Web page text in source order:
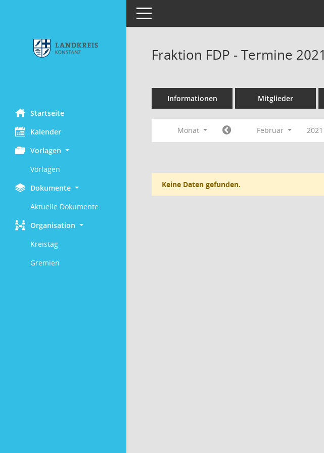
Startseite
Kalender
Vorlagen
Vorlagen
Dokumente
Aktuelle Dokumente
Organisation
Kreistag
Gremien
Toggle navigation
Fraktion FDP - Termine 2021
Informationen Mitglieder
Monat Februar 2021
Keine Daten gefunden.